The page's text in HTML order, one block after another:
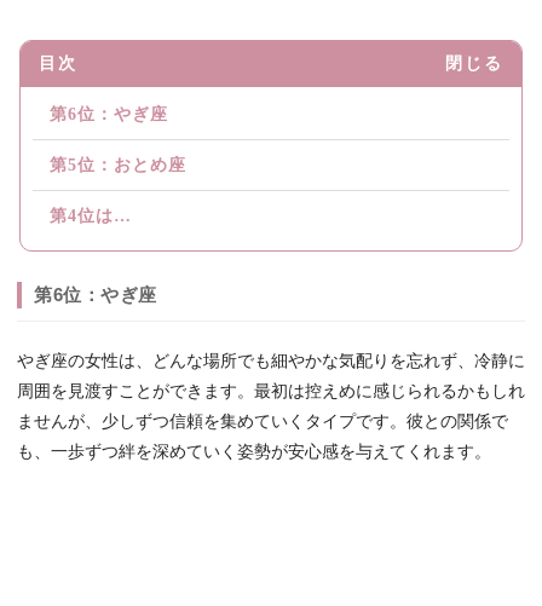
目次 閉じる
第6位：やぎ座
第5位：おとめ座
第4位は…
第6位：やぎ座
やぎ座の女性は、どんな場所でも細やかな気配りを忘れず、冷静に
周囲を見渡すことができます。最初は控えめに感じられるかもしれ
ませんが、少しずつ信頼を集めていくタイプです。彼との関係で
も、一歩ずつ絆を深めていく姿勢が安心感を与えてくれます。